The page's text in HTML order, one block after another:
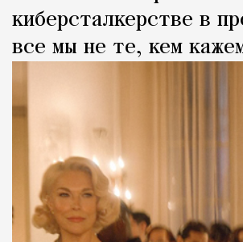
киберсталкерстве в
все мы не те, кем